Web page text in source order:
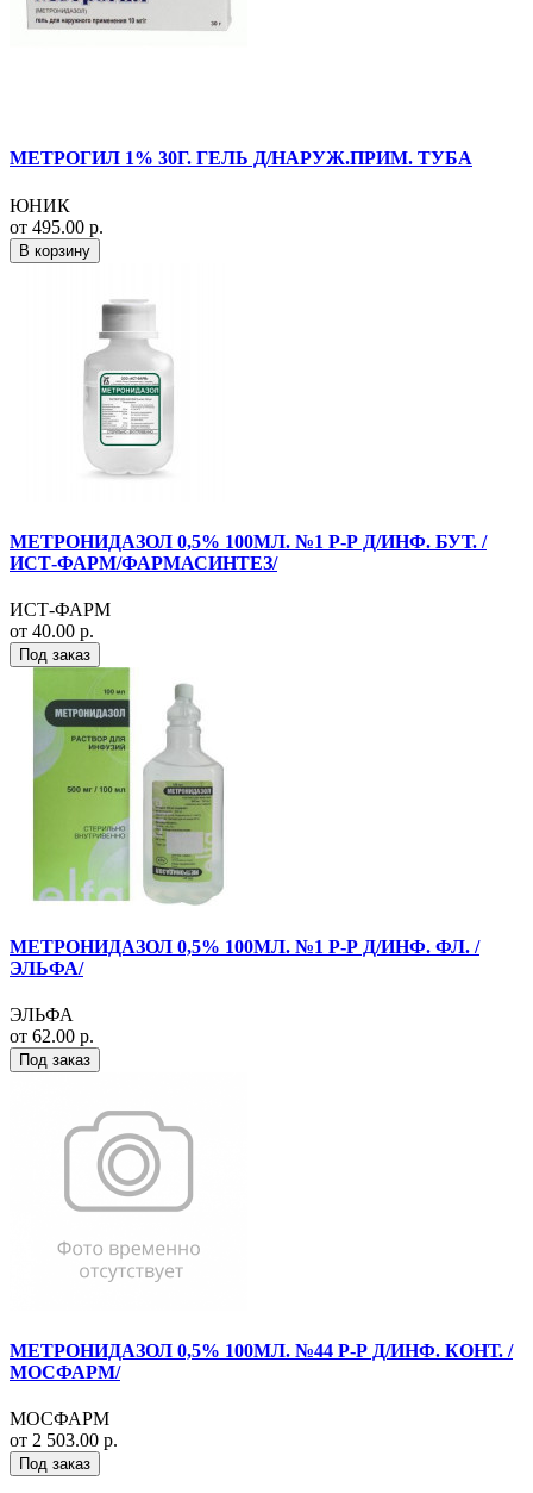
МЕТРОГИЛ 1% 30Г. ГЕЛЬ Д/НАРУЖ.ПРИМ. ТУБА
ЮНИК
от 495.00 р.
В корзину
МЕТРОНИДАЗОЛ 0,5% 100МЛ. №1 Р-Р Д/ИНФ. БУТ. /
ИСТ-ФАРМ/ФАРМАСИНТЕЗ/
ИСТ-ФАРМ
от 40.00 р.
Под заказ
МЕТРОНИДАЗОЛ 0,5% 100МЛ. №1 Р-Р Д/ИНФ. ФЛ. /
ЭЛЬФА/
ЭЛЬФА
от 62.00 р.
Под заказ
МЕТРОНИДАЗОЛ 0,5% 100МЛ. №44 Р-Р Д/ИНФ. КОНТ. /
МОСФАРМ/
МОСФАРМ
от 2 503.00 р.
Под заказ